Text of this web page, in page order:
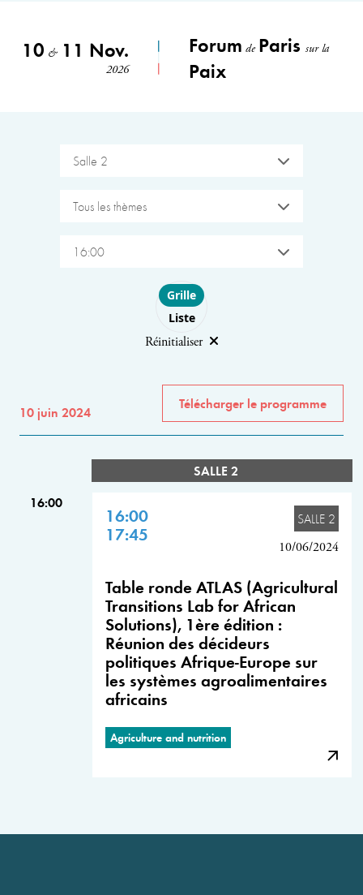
10 &11 Nov.
2026
Forum de Parissur la
Paix
Salle 2
Tous les thèmes
16:00
Choose layout
Grille
Liste
Réinitialiser
10 juin 2024
Télécharger le programme
SALLE 2
16:00
16:00
17:45
SALLE 2
10/06/2024
Table ronde ATLAS (Agricultural
Transitions Lab for African
Solutions), 1ère édition :
Réunion des décideurs
politiques Afrique-Europe sur
les systèmes agroalimentaires
africains
Agriculture and nutrition